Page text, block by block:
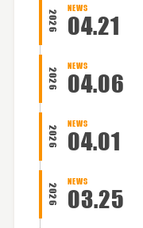
2026
NEWS
04.21
2026
NEWS
04.06
2026
NEWS
04.01
2026
NEWS
03.25